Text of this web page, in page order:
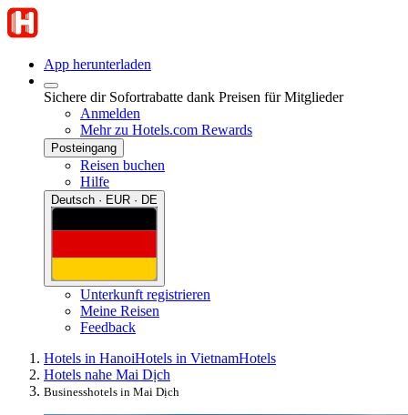
App herunterladen
Sichere dir Sofortrabatte dank Preisen für Mitglieder
Anmelden
Mehr zu Hotels.com Rewards
Posteingang
Reisen buchen
Hilfe
Deutsch · EUR · DE
Unterkunft registrieren
Meine Reisen
Feedback
Hotels in HanoiHotels in VietnamHotels
Hotels nahe Mai Dịch
Businesshotels in Mai Dịch